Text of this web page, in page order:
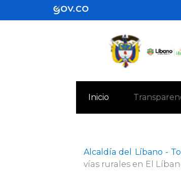
Inicio(current)
Alcaldía del Líbano -
vías rurales en El